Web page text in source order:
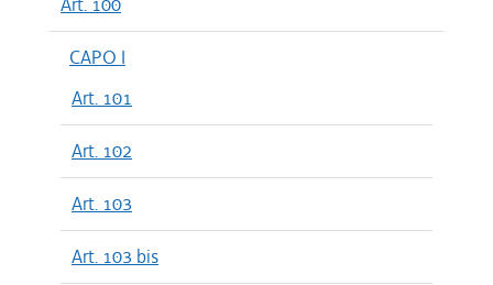
CAPO I
Art. 101
Art. 102
Art. 103
Art. 103 bis